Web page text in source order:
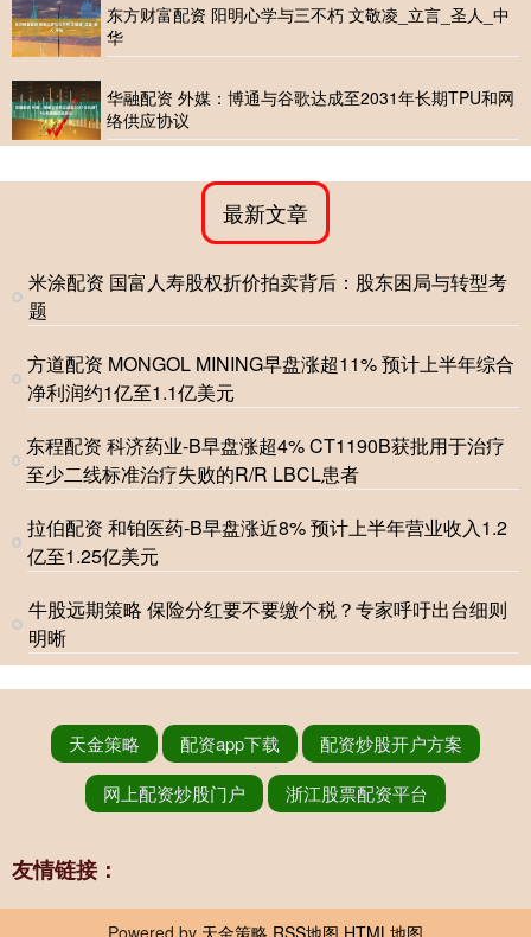
东方财富配资 阳明心学与三不朽 文敬凌_立言_圣人_中
华
华融配资 外媒：博通与谷歌达成至2031年长期TPU和网
络供应协议
最新文章
米涂配资 国富人寿股权折价拍卖背后：股东困局与转型考
题
方道配资 MONGOL MINING早盘涨超11% 预计上半年综合
净利润约1亿至1.1亿美元
东程配资 科济药业-B早盘涨超4% CT1190B获批用于治疗
至少二线标准治疗失败的R/R LBCL患者
拉伯配资 和铂医药-B早盘涨近8% 预计上半年营业收入1.2
亿至1.25亿美元
牛股远期策略 保险分红要不要缴个税？专家呼吁出台细则
明晰
天金策略 配资app下载
配资炒股开户方案
网上配资炒股门户
浙江股票配资平台
友情链接：
Powered by 天金策略 RSS地图 HTML地图